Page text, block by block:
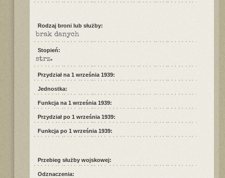
Rodzaj broni lub służby:
brak danych
Stopień:
strz.
Przydział na 1 września 1939:
Jednostka:
Funkcja na 1 września 1939:
Przydział po 1 września 1939:
Funkcja po 1 września 1939:
Przebieg służby wojskowej:
Odznaczenia: